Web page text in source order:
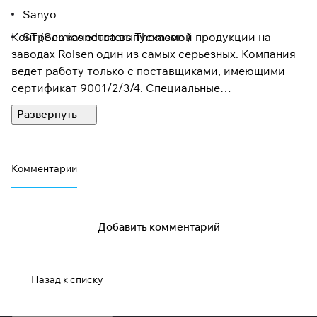
Sanyo
ST (Semiconductors Thomson )
Контроль качества выпускаемой продукции на
заводах Rolsen один из самых серьезных. Компания
ведет работу только с поставщиками, имеющими
сертификат 9001/2/3/4. Специальные
подразделения "контроля качества на каждом
участке производства" созданы на всех
система полной проверки всей продукции.
Благодаря этим и другим мерам компания добилась
установить на технику Rolsen гарантийный срок
Комментарии
Добавить комментарий
Назад к списку